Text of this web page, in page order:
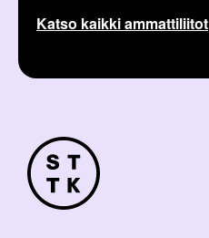
Katso kaikki ammattiliitot